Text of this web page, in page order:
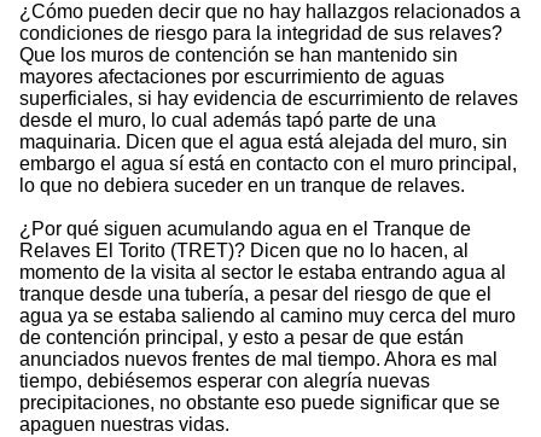
¿Cómo pueden decir que no hay hallazgos relacionados a
condiciones de riesgo para la integridad de sus relaves?
Que los muros de contención se han mantenido sin
mayores afectaciones por escurrimiento de aguas
superficiales, si hay evidencia de escurrimiento de relaves
desde el muro, lo cual además tapó parte de una
maquinaria. Dicen que el agua está alejada del muro, sin
embargo el agua sí está en contacto con el muro principal,
lo que no debiera suceder en un tranque de relaves.
¿Por qué siguen acumulando agua en el Tranque de
Relaves El Torito (TRET)? Dicen que no lo hacen, al
momento de la visita al sector le estaba entrando agua al
tranque desde una tubería, a pesar del riesgo de que el
agua ya se estaba saliendo al camino muy cerca del muro
de contención principal, y esto a pesar de que están
anunciados nuevos frentes de mal tiempo. Ahora es mal
tiempo, debiésemos esperar con alegría nuevas
precipitaciones, no obstante eso puede significar que se
apaguen nuestras vidas.